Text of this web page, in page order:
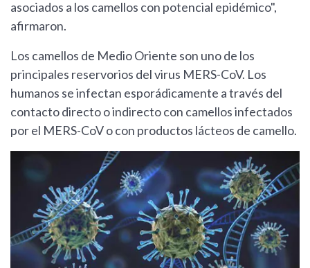
asociados a los camellos con potencial epidémico",
afirmaron.
Los camellos de Medio Oriente son uno de los
principales reservorios del virus MERS-CoV. Los
humanos se infectan esporádicamente a través del
contacto directo o indirecto con camellos infectados
por el MERS-CoV o con productos lácteos de camello.